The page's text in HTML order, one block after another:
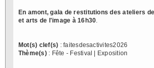
En amont, gala de restitutions des ateliers
et arts de l'image à 16h30
Mot(s) clef(s) : faitesdesactivites2026
Thème(s): Fête - Festival | Exposition